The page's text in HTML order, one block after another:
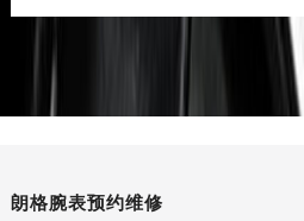
朗格腕表预约维修